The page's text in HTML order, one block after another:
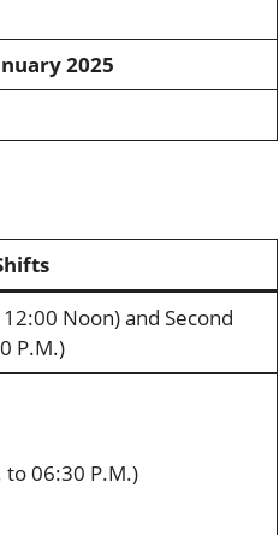
2025
Noon) and Second
Р.М.)
to 06:30 Ρ.Μ.)